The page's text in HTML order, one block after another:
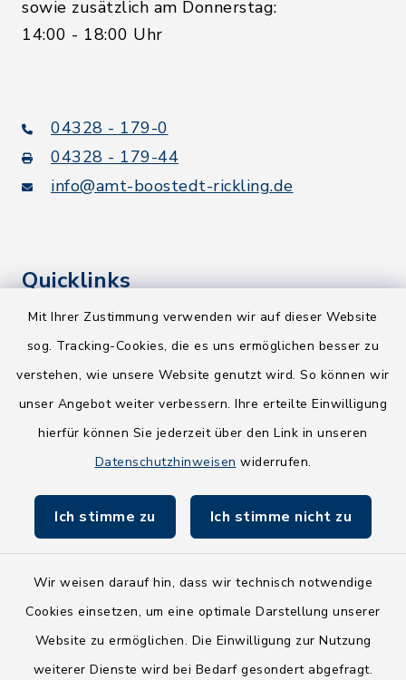
Mit Ihrer Zustimmung verwenden wir auf dieser Website
sog. Tracking-Cookies, die es uns ermöglichen besser zu
verstehen, wie unsere Website genutzt wird. So können wir
unser Angebot weiter verbessern. Ihre erteilte Einwilligung
hierfür können Sie jederzeit über den Link in unseren
Datenschutzhinweisen widerrufen.
Ich stimme zu Ich stimme nicht zu
Wir weisen darauf hin, dass wir technisch notwendige
Cookies einsetzen, um eine optimale Darstellung unserer
Website zu ermöglichen. Die Einwilligung zur Nutzung
weiterer Dienste wird bei Bedarf gesondert abgefragt.
sowie zusätzlich am Donnerstag:
14:00 - 18:00 Uhr
04328 - 179-0
04328 - 179-44
info@amt-boostedt-rickling.de
Quicklinks
Kreis Segeberg
NEU! Amtsbroschüre 2026
Holsteiner Auenland
Fundbüro